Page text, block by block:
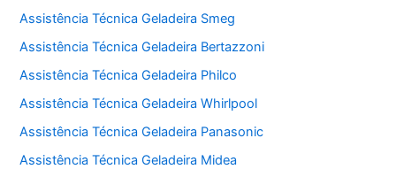
Assistência Técnica Geladeira Smeg
Assistência Técnica Geladeira Bertazzoni
Assistência Técnica Geladeira Philco
Assistência Técnica Geladeira Whirlpool
Assistência Técnica Geladeira Panasonic
Assistência Técnica Geladeira Midea